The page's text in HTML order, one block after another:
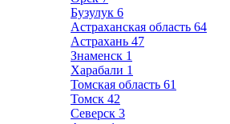
Бузулук 6
Астраханская область 64
Астрахань 47
Знаменск 1
Харабали 1
Томская область 61
Томск 42
Северск 3